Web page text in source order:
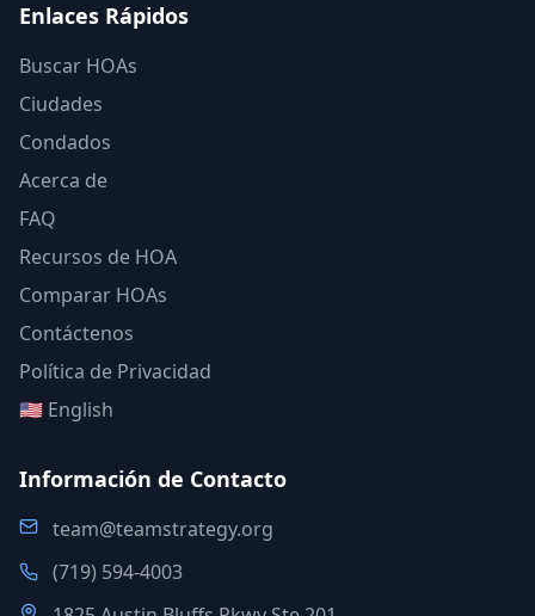
Enlaces Rápidos
Buscar HOAs
Ciudades
Condados
Acerca de
FAQ
Recursos de HOA
Comparar HOAs
Contáctenos
Política de Privacidad
🇺🇸 English
Información de Contacto
team@teamstrategy.org
(719) 594-4003